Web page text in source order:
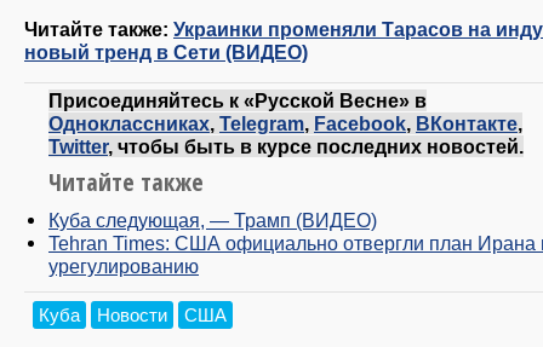
Читайте также: Украинки променяли Тарасов на
новый тренд в Сети (ВИДЕО)
Присоединяйтесь к «Русской Весне» в
Одноклассниках, Telegram, Facebook, ВКонтакте,
Twitter, чтобы быть в курсе последних новостей.
Читайте также
Куба следующая, — Трамп (ВИДЕО)
Tehran Times: США официально отвергли план Ирана
урегулированию
Куба Новости США